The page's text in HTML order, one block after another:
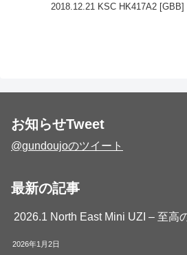
2018.12.21 KSC HK417A2 [GBB]
お知らせTweet
@gundoujoのツイート
最新の記事
2026.1 North East Mini UZI – 至高
2026年1月2日